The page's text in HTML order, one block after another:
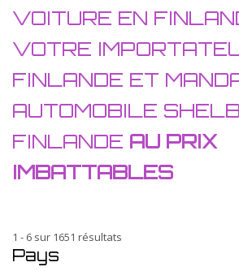
VOITURE EN
VOTRE
FINLANDE ET
AUTOMOBILE
FINLANDE AU PRIX
IMBATTABLES
1 - 6 sur 1651 résultats
Pays